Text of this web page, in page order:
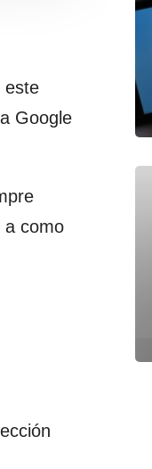
este
Google
a como